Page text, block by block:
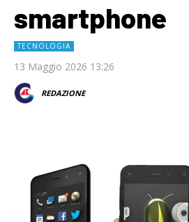
smartphone
TECNOLOGIA
13 Maggio 2026 13:26
REDAZIONE